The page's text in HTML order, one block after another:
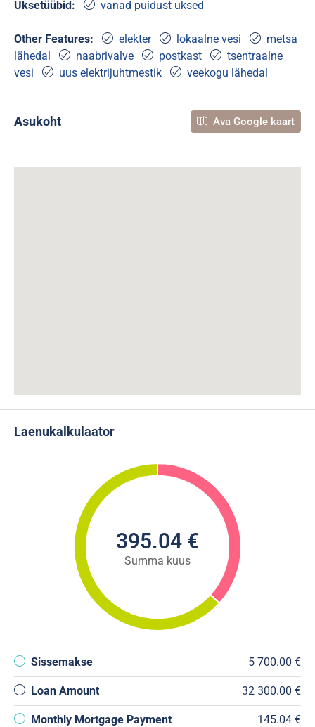
Uksetüübid: vanad puidust uksed
Other Features: elekter lokaalne vesi
metsa
lähedal
naabrivalve postkast
tsentraalne
vesi
uus elektrijuhtmestik veekogu lähedal
Asukoht Ava Google kaart
Laenukalkulaator
395.04 €
Summa kuus
Sissemakse 5 700.00 €
Loan Amount 32 300.00 €
Monthly Mortgage Payment 145.04 €